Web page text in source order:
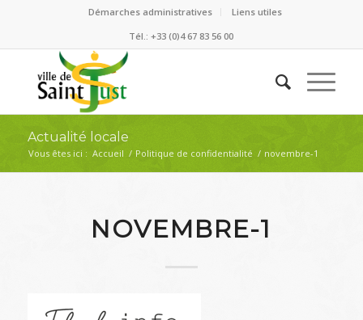
Démarches administratives
Liens utiles
Tél.: +33 (0)4 67 83 56 00
Actualité locale
Vous êtes ici : Accueil / Politique de confidentialité / novembre-1
NOVEMBRE-1